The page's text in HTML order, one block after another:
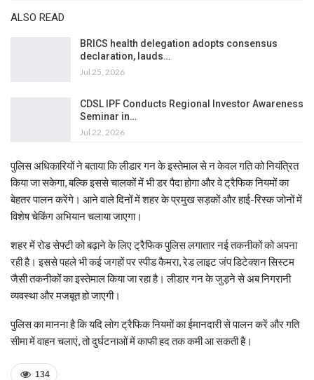
ALSO READ
BRICS health delegation adopts consensus
declaration, lauds…
Jul 25, 2026
CDSL IPF Conducts Regional Investor Awareness
Seminar in…
Jul 22, 2026
पुलिस अधिकारियों ने बताया कि लीडार गन के इस्तेमाल से न केवल गति को नियंत्रित
किया जा सकेगा, बल्कि इससे चालकों में भी डर पैदा होगा और वे ट्रैफिक नियमों का
बेहतर पालन करेंगे। आने वाले दिनों में शहर के प्रमुख सड़कों और हाई-रिस्क जोनों में
विशेष चेकिंग अभियान चलाया जाएगा।
शहर में रोड सेफ्टी को बढ़ाने के लिए ट्रैफिक पुलिस लगातार नई तकनीकों को अपना
रही है। इससे पहले भी कई जगहों पर स्पीड कैमरा, रेड लाइट जंप डिटेक्शन सिस्टम
जैसी तकनीकों का इस्तेमाल किया जा रहा है। लीडार गन के जुड़ने से अब निगरानी
व्यवस्था और मजबूत हो जाएगी।
पुलिस का मानना है कि यदि लोग ट्रैफिक नियमों का ईमानदारी से पालन करें और गति
सीमा में वाहन चलाएं, तो दुर्घटनाओं में काफी हद तक कमी आ सकती है।
134